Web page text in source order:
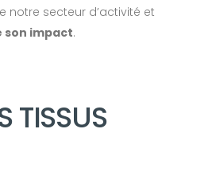
notre secteur d’activité et
son impact.
TISSUS